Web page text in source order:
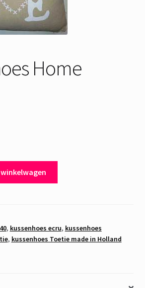
Home
, kussenhoes ecru, kussenhoes
, kussenhoes Toetie made in Holland